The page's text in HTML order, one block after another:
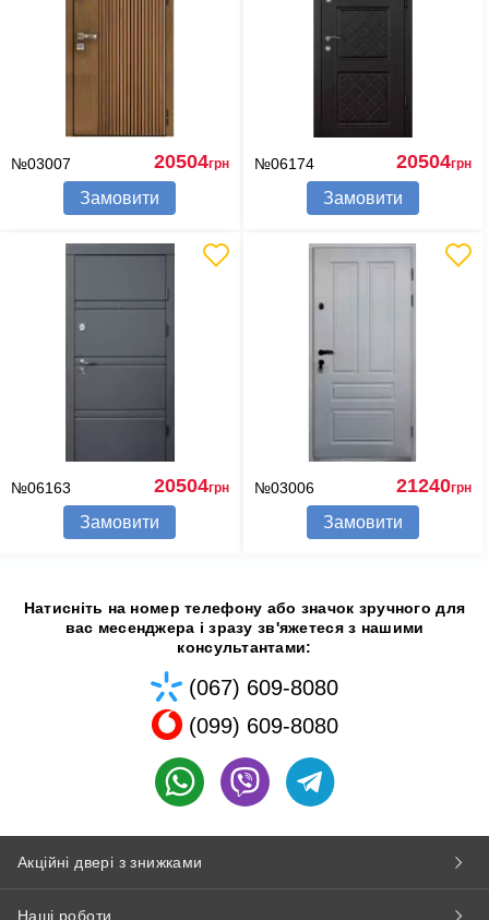
№03007 20504грн
Замовити
№06174 20504грн
Замовити
№06163 20504грн
Замовити
№03006 21240грн
Замовити
Натисніть на номер телефону або значок зручного для
вас месенджера і зразу зв'яжетеся з нашими
консультантами:
(067) 609-8080
(099) 609-8080
Акційні двері з знижками
Наші роботи